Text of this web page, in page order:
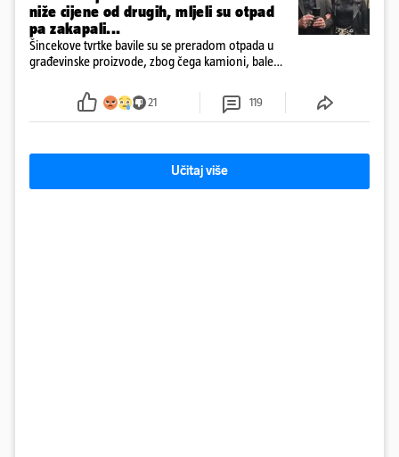
niže cijene od drugih, mljeli su otpad
pa zakapali...
Šincekove tvrtke bavile su se preradom otpada u
građevinske proizvode, zbog čega kamioni, bale
21 119
Učitaj više